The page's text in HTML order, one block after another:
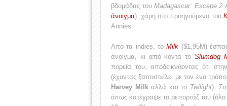
βδομάδας τουMadagascar: Escape 2
άνοιγμα), χάρη στο προηγούμενο του
Annies.
Από τα indies, τοMilk ($1,95Μ)
άνοιγμα, κι από κοντά τοSlumdog
πορεία του, αποδεικνύοντας ότι
(έχοντας ξαποστείλει με τον ένα
Harvey Milkαλλά και το Twilight).
όπως κατέγραψε το ρεπορτάζ του